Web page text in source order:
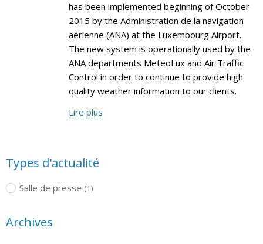
has been implemented beginning of October
2015 by the Administration de la navigation
aérienne (ANA) at the Luxembourg Airport.
The new system is operationally used by the
ANA departments MeteoLux and Air Traffic
Control in order to continue to provide high
quality weather information to our clients.
Lire plus
Types d'actualité
Salle de presse (1)
Archives